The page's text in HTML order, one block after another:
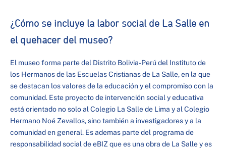
¿Cómo se incluye la labor social de La Salle en
el quehacer del museo?
El museo forma parte del Distrito Bolivia-Perú del Instituto de
los Hermanos de las Escuelas Cristianas de La Salle, en la que
se destacan los valores de la educación y el compromiso con la
comunidad. Este proyecto de intervención social y educativa
está orientado no solo al Colegio La Salle de Lima y al Colegio
Hermano Noé Zevallos, sino también a investigadores y a la
comunidad en general. Es ademas parte del programa de
responsabilidad social de eBIZ que es una obra de La Salle y es